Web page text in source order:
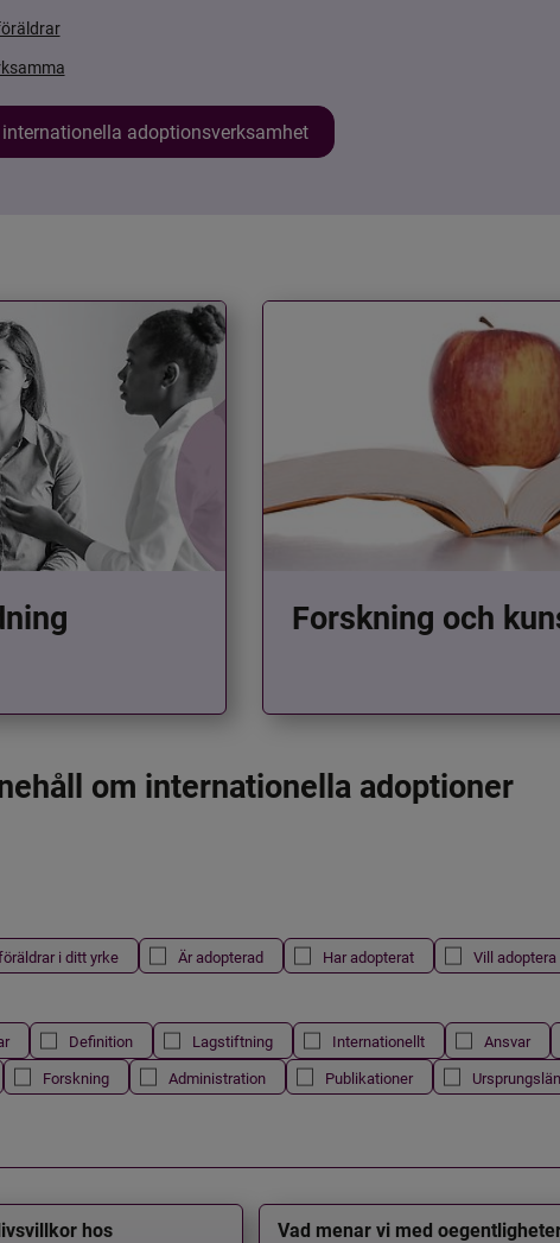
adoptionsverksamhet
Forskning och
om internationella adoptioner
i ditt yrke Är adopterad Har adopterat Vill adoptera
Definition Lagstiftning Internationellt Ansvar
Forskning Administration Publikationer
hos
Vad menar vi med